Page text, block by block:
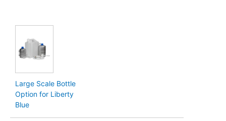
Large Scale Bottle
Option for Liberty
Blue